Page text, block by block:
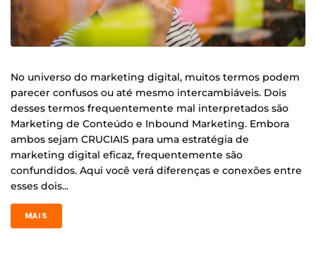
No universo do marketing digital, muitos termos podem
parecer confusos ou até mesmo intercambiáveis. Dois
desses termos frequentemente mal interpretados são
Marketing de Conteúdo e Inbound Marketing. Embora
ambos sejam CRUCIAIS para uma estratégia de
marketing digital eficaz, frequentemente são
confundidos. Aqui você verá diferenças e conexões entre
esses dois...
MAIS